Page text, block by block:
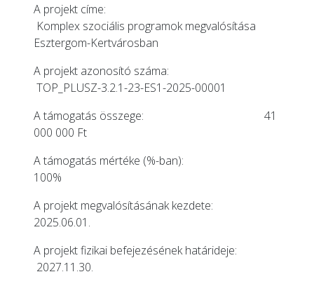
A projekt címe:
Komplex szociális programok megvalósítása
Esztergom-Kertvárosban
A projekt azonosító száma:
TOP_PLUSZ-3.2.1-23-ES1-2025-00001
A támogatás összege: 41
000 000 Ft
A támogatás mértéke (%-ban):
100%
A projekt megvalósításának kezdete:
2025.06.01.
A projekt fizikai befejezésének határideje:
2027.11.30.